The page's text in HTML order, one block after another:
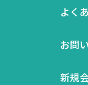
よく
お問
新規